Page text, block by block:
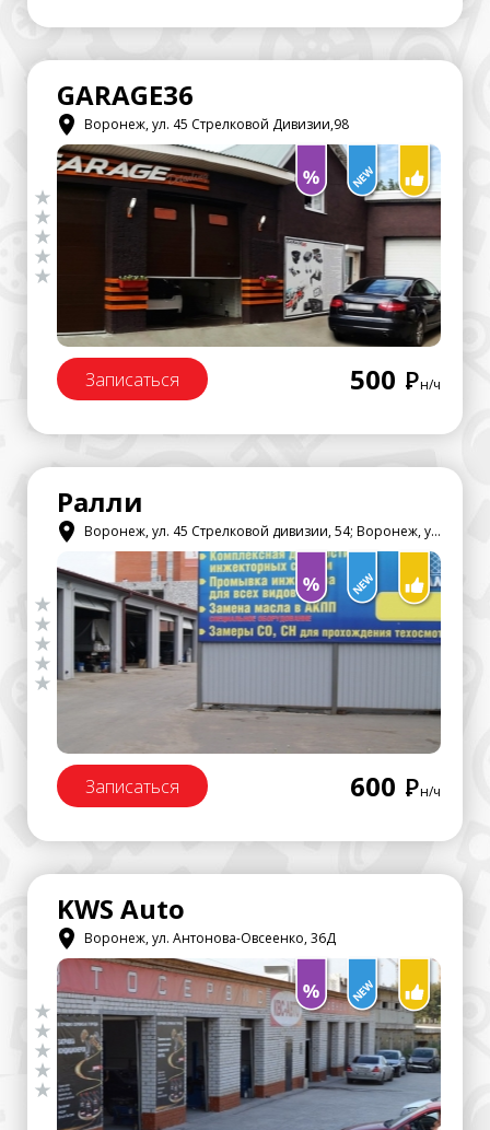
GARAGE36
Воронеж, ул. 45 Стрелковой Дивизии,98
Записаться 500 Рн/ч
Ралли
Воронеж, ул. 45 Стрелковой дивизии, 54; Воронеж, ул. Монтажный проезд, 1б
Записаться 600 Рн/ч
KWS Auto
Воронеж, ул. Антонова-Овсеенко, 36Д